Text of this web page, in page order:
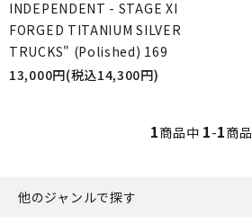
INDEPENDENT - STAGE XI
FORGED TITANIUM SILVER
TRUCKS" (Polished) 169
13,000円(税込14,300円)
1商品中 1-1商品
他のジャンルで探す